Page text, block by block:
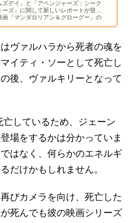
ズデイ」と「アベンジャーズ：シーク
ーズ」に関して新しいレポートが登場
画「マンダロリアン＆グローグー」の
ヴァルハラから死者の魂を
イティ・ソーとして死亡し
後、ヴァルキリーとなって
しているため、ジェーン
場をするかは分かっていま
はなく、何らかのエネルギ
だけかもしれません。
びカメラを向け、死亡した
死んでも彼の映画シリーズ